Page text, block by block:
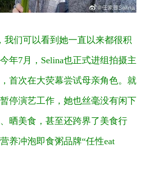
我们可以看到她一直以来都很积
年7月，Selina也正式进组拍摄主
首次在大荧幕尝试母亲角色。就
停演艺工作，她也丝毫没有闲下
晒美食，甚至还跨界了美食行
养冲泡即食粥品牌“任性eat